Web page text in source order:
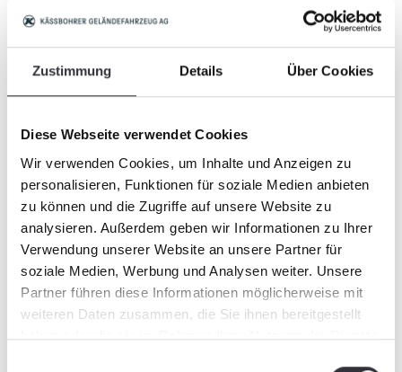
Zustimmung Details Über Cookies
Diese Webseite verwendet Cookies
Wir verwenden Cookies, um Inhalte und Anzeigen zu
personalisieren, Funktionen für soziale Medien anbieten
zu können und die Zugriffe auf unsere Website zu
analysieren. Außerdem geben wir Informationen zu Ihrer
Verwendung unserer Website an unsere Partner für
soziale Medien, Werbung und Analysen weiter. Unsere
Partner führen diese Informationen möglicherweise mit
weiteren Daten zusammen, die Sie ihnen bereitgestellt
haben oder die sie im Rahmen Ihrer Nutzung der Dienste